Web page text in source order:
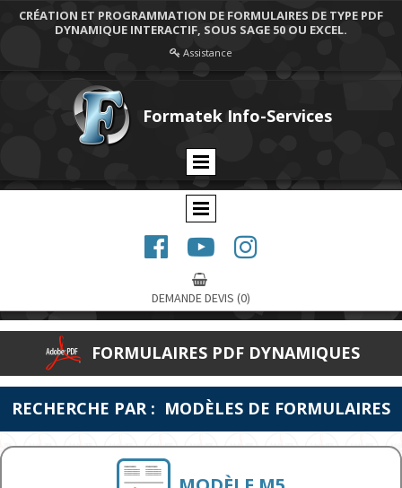
CRÉATION ET PROGRAMMATION DE FORMULAIRES DE TYPE PDF
DYNAMIQUE INTERACTIF, SOUS SAGE 50 OU EXCEL.
Assistance
Formatek Info-Services
  

DEMANDE DEVIS (0)
FORMULAIRES PDF DYNAMIQUES
RECHERCHE PAR : MODÈLES DE FORMULAIRES